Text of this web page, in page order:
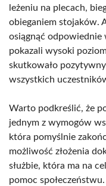
leżeniu na plecach,
obieganiem stojaków.
osiągnąć
pokazali wysoki
skutkowało
wszystkich
Warto podkreślić, że
jednym z wymogów
która pomyślnie
możliwość złożenia
służbie, która ma na
pomoc